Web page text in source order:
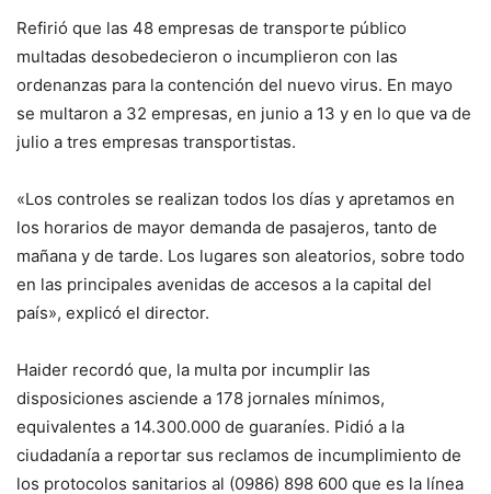
Refirió que las 48 empresas de transporte público
multadas desobedecieron o incumplieron con las
ordenanzas para la contención del nuevo virus. En mayo
se multaron a 32 empresas, en junio a 13 y en lo que va de
julio a tres empresas transportistas.
«Los controles se realizan todos los días y apretamos en
los horarios de mayor demanda de pasajeros, tanto de
mañana y de tarde. Los lugares son aleatorios, sobre todo
en las principales avenidas de accesos a la capital del
país», explicó el director.
Haider recordó que, la multa por incumplir las
disposiciones asciende a 178 jornales mínimos,
equivalentes a 14.300.000 de guaraníes. Pidió a la
ciudadanía a reportar sus reclamos de incumplimiento de
los protocolos sanitarios al (0986) 898 600 que es la línea